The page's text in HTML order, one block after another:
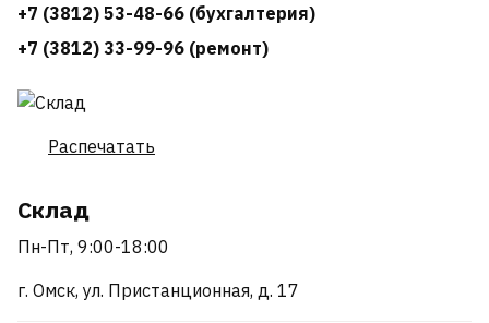
+7 (3812) 53-48-66 (бухгалтерия)
+7 (3812) 33-99-96 (ремонт)
Распечатать
Склад
Пн-Пт, 9:00-18:00
г. Омск, ул. Пристанционная, д. 17